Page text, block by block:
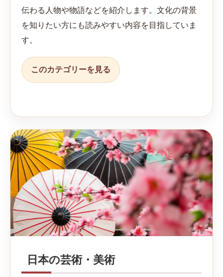
伝わる人物や物語などを紹介します。文化の背景
を知りたい方にも読みやすい内容を目指していま
す。
このカテゴリーを見る
日本の芸術・美術